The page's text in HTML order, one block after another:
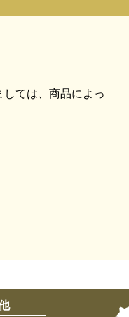
ては、商品によっ